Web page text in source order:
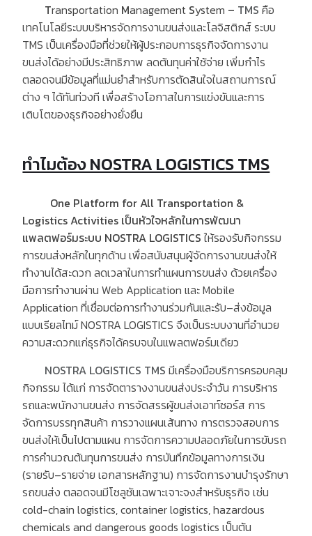
Transportation Management System – TMS คือ
เทคโนโลยีระบบบริหารจัดการงานขนส่งและโลจิสติกส์ ระบบ
TMSเป็นเครื่องมือที่ช่วยให้ผู้ประกอบการธุรกิจจัดการงาน
ขนส่งได้อย่างมีประสิทธิภาพ ลดต้นทุนค่าใช้จ่าย เพิ่มกำไร
ตลอดจนมีข้อมูลที่แม่นยำสำหรับการตัดสินใจในสถานการณ์
ต่าง ๆ ได้ทันท่วงที เพื่อสร้างโอกาสในการแข่งขันและการ
เติบโตของธุรกิจอย่างยั่งยืน
ทำไมต้อง NOSTRA LOGISTICS TMS
One Platform for All Transportation &
Logistics Activities เป็นหัวใจหลักในการพัฒนา
แพลตฟอร์มระบบ NOSTRA LOGISTICSให้รองรับกิจกรรม
การขนส่งหลักในทุกด้าน เพื่อสนับสนุนผู้จัดการงานขนส่งให้
ทำงานได้สะดวก ลดเวลาในการทำแผนการขนส่ง ด้วยเครื่อง
มือการทำงานผ่าน Web ApplicationและMobile
Applicationที่เชื่อมต่อการทำงานร่วมกันและรับ–ส่งข้อมูล
แบบเรียลไทม์NOSTRA LOGISTICSจึงเป็นระบบงานที่อำนวย
ความสะดวกแก่ธุรกิจได้ครบจบในแพลตฟอร์มเดียว
NOSTRA LOGISTICS TMSมีเครื่องมือบริการครอบคลุม
กิจกรรม ได้แก่ การจัดตารางงานขนส่งประจำวัน การบริหาร
รถและพนักงานขนส่ง การจัดสรรผู้ขนส่งเอาท์ซอร์ส การ
จัดการบรรทุกสินค้า การวางแผนเส้นทาง การตรวจสอบการ
ขนส่งให้เป็นไปตามแผน การจัดการความปลอดภัยในการขับรถ
การคำนวณต้นทุนการขนส่ง การบันทึกข้อมูลทางการเงิน
(รายรับ–รายจ่าย เอกสารหลักฐาน) การจัดการงานบำรุงรักษา
รถขนส่ง ตลอดจนมีโซลูชันเฉพาะเจาะจงสำหรับธุรกิจ เช่น
cold-chain logistics, container logistics, hazardous
chemicals and dangerous goods logisticsเป็นต้น